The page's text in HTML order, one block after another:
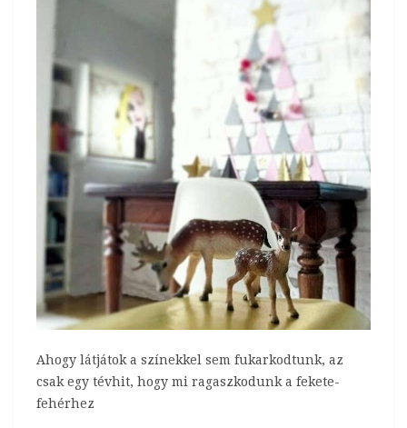
Ahogy látjátok a színekkel sem fukarkodtunk, az
csak egy tévhit, hogy mi ragaszkodunk a fekete-
fehérhez